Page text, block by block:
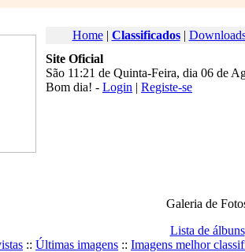
Home| Classificados|
Site Oficial
São 11:21 de Quinta-Feira, dia 06 de
Bom dia! - Login | Registe-se
Galeria de
Lista de álbuns
:: Últimas imagens :: Imagens melhor